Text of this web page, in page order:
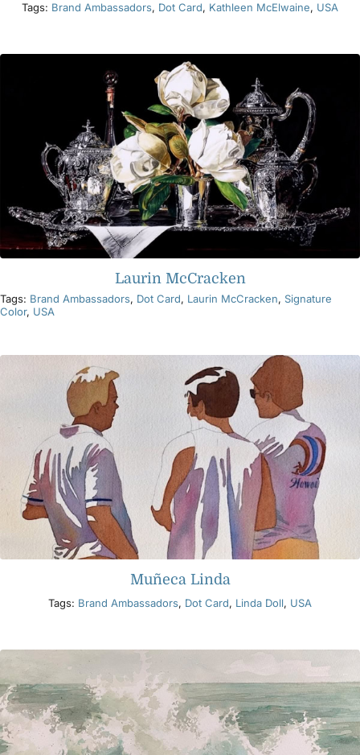
Tags: Brand Ambassadors, Dot Card, Kathleen McElwaine, USA
Laurin McCracken
Tags: Brand Ambassadors, Dot Card, Laurin McCracken, Signature
Color, USA
Muñeca Linda
Tags: Brand Ambassadors, Dot Card, Linda Doll, USA